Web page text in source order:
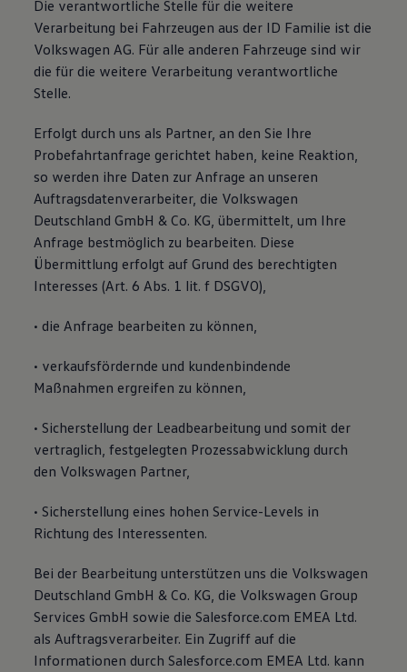
Die verantwortliche Stelle für die weitere
Verarbeitung bei Fahrzeugen aus der ID Familie ist die
Volkswagen AG. Für alle anderen Fahrzeuge sind wir
die für die weitere Verarbeitung verantwortliche
Stelle.
Erfolgt durch uns als Partner, an den Sie Ihre
Probefahrtanfrage gerichtet haben, keine Reaktion,
so werden ihre Daten zur Anfrage an unseren
Auftragsdatenverarbeiter, die Volkswagen
Deutschland GmbH & Co. KG, übermittelt, um Ihre
Anfrage bestmöglich zu bearbeiten. Diese
Übermittlung erfolgt auf Grund des berechtigten
Interesses (Art. 6 Abs. 1 lit. f DSGVO),
• die Anfrage bearbeiten zu können,
• verkaufsfördernde und kundenbindende
Maßnahmen ergreifen zu können,
• Sicherstellung der Leadbearbeitung und somit der
vertraglich, festgelegten Prozessabwicklung durch
den Volkswagen Partner,
• Sicherstellung eines hohen Service-Levels in
Richtung des Interessenten.
Bei der Bearbeitung unterstützen uns die Volkswagen
Deutschland GmbH & Co. KG, die Volkswagen Group
Services GmbH sowie die Salesforce.com EMEA Ltd.
als Auftragsverarbeiter. Ein Zugriff auf die
Informationen durch Salesforce.com EMEA Ltd. kann